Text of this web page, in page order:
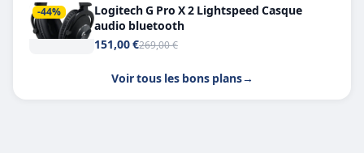
-44%
Logitech G Pro X 2 Lightspeed Casque
audio bluetooth
151,00 €269,00 €
Voir tous les bons plans→